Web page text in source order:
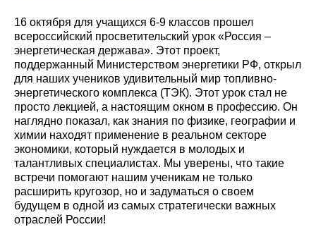
16 октября для учащихся 6-9 классов прошел
всероссийский просветительский урок «Россия –
энергетическая держава». Этот проект,
поддержанный Министерством энергетики РФ, открыл
для наших учеников удивительный мир топливно-
энергетического комплекса (ТЭК). Этот урок стал не
просто лекцией, а настоящим окном в профессию. Он
наглядно показал, как знания по физике, географии и
химии находят применение в реальном секторе
экономики, который нуждается в молодых и
талантливых специалистах. Мы уверены, что такие
встречи помогают нашим ученикам не только
расширить кругозор, но и задуматься о своем
будущем в одной из самых стратегически важных
отраслей России!